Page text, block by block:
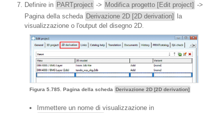
Definire in PARTproject -> Modifica progetto [Edit project] ->
Pagina della scheda Derivazione 2D [2D derivation]
la
visualizzazione o l'output del disegno 2D.
Figura 5.785. Pagina della scheda Derivazione 2D [2D derivation]
Immettere un nome di visualizzazione in